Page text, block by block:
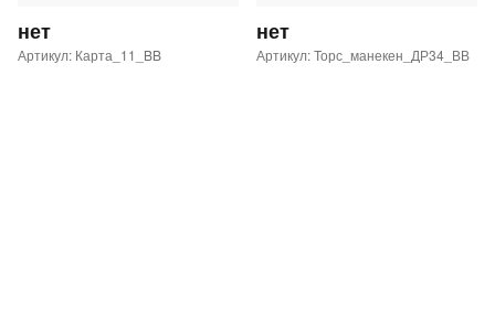
нет
Артикул: Карта_11_BB
нет
Артикул: Торс_манекен_ДР34_ВВ